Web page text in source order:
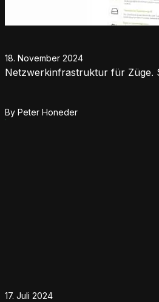
18. November 2024
Netzwerkinfrastruktur für Züge.
By Peter Honeder
17. Juli 2024